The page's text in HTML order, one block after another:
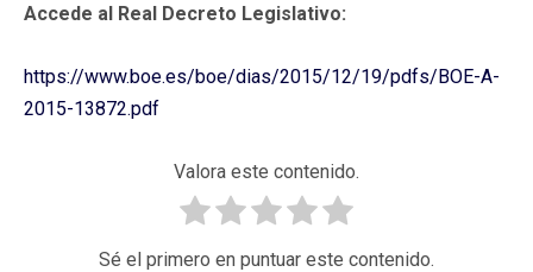
Accede al Real Decreto Legislativo:
https://www.boe.es/boe/dias/2015/12/19/pdfs/BOE-A-
2015-13872.pdf
Valora este contenido.
Sé el primero en puntuar este contenido.